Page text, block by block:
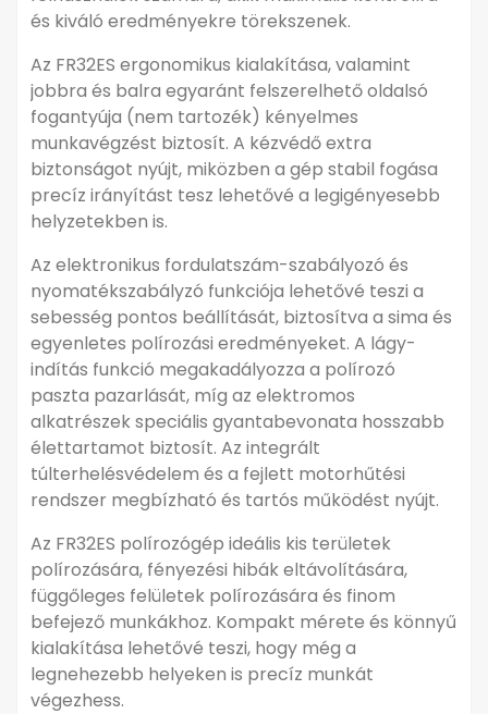
és kiváló eredményekre törekszenek.
Az FR32ES ergonomikus kialakítása, valamint
jobbra és balra egyaránt felszerelhető oldalsó
fogantyúja (nem tartozék) kényelmes
munkavégzést biztosít. A kézvédő extra
biztonságot nyújt, miközben a gép stabil fogása
precíz irányítást tesz lehetővé a legigényesebb
helyzetekben is.
Az elektronikus fordulatszám-szabályozó és
nyomatékszabályzó funkciója lehetővé teszi a
sebesség pontos beállítását, biztosítva a sima és
egyenletes polírozási eredményeket. A lágy-
indítás funkció megakadályozza a polírozó
paszta pazarlását, míg az elektromos
alkatrészek speciális gyantabevonata hosszabb
élettartamot biztosít. Az integrált
túlterhelésvédelem és a fejlett motorhűtési
rendszer megbízható és tartós működést nyújt.
Az FR32ES polírozógép ideális kis területek
polírozására, fényezési hibák eltávolítására,
függőleges felületek polírozására és finom
befejező munkákhoz. Kompakt mérete és könnyű
kialakítása lehetővé teszi, hogy még a
legnehezebb helyeken is precíz munkát
végezhess.